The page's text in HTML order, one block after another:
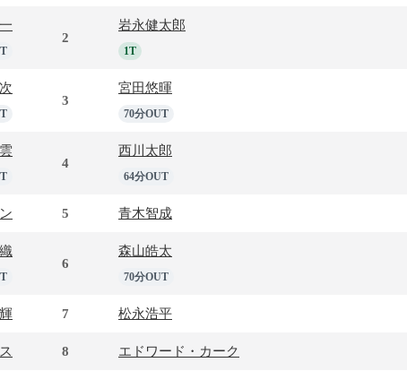
2
岩永健太郎
1T
3
宮田悠暉
70分OUT
4
西川太郎
64分OUT
5 青木智成
6
森山皓太
70分OUT
7 松永浩平
8 エドワード・カーク